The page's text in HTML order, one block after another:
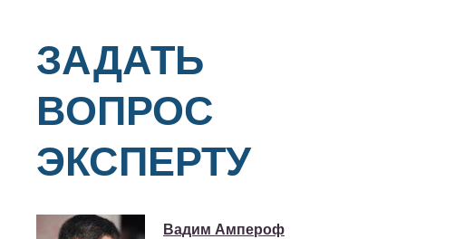
ЗАДАТЬ
ВОПРОС
ЭКСПЕРТУ
Вадим Ампероф